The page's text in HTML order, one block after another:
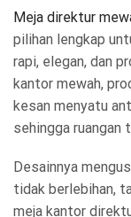
Meja direktur
pilihan lengkap
rapi, elegan, dan
kantor mewah,
kesan menyatu
sehingga
Desainnya
tidak berlebihan,
meja kantor